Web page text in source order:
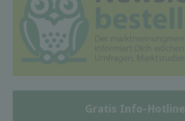
Gratis Info-Hotline